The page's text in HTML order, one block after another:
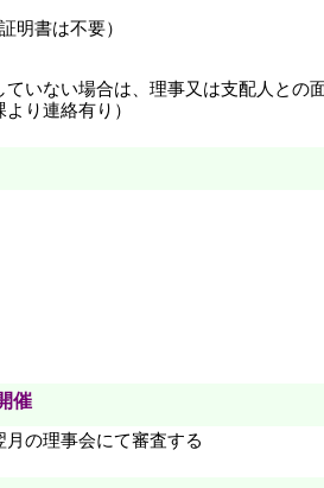
明書は不要）
いない場合は、理事又は支配人との
り連絡有り）
催
の理事会にて審査する